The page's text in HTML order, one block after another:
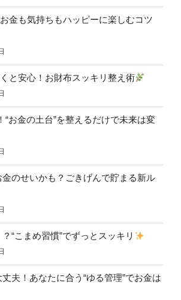
金も気持ちもハッピーに楽しむコツ
と安心！お財布スッキリ整え術
“お金の土台”を整えるだけで未来は変
のせいかも？ごきげんで貯まる新ル
“こまめ習慣”でずっとスッキリ
夫！あなたに合う“ゆる管理”でお金は